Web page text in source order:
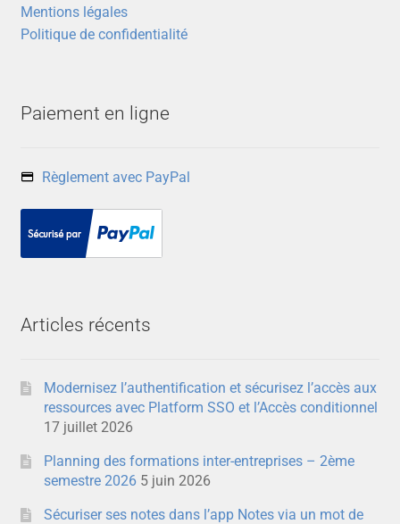
Mentions légales
Politique de confidentialité
Paiement en ligne
Règlement avec PayPal
Articles récents
Modernisez l’authentification et sécurisez l’accès aux
ressources avec Platform SSO et l’Accès conditionnel
17 juillet 2026
Planning des formations inter-entreprises – 2ème
semestre 2026 5 juin 2026
Sécuriser ses notes dans l’app Notes via un mot de